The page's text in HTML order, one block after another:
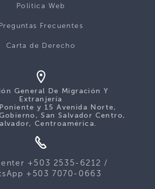
Politica Web
Frecuentes
Carta de Derecho
General De Migración Y
Extranjería
y 15 Avenida Norte,
San Salvador Centro,
Centroamérica.
+503 2535-6212 /
+503 7070-0663